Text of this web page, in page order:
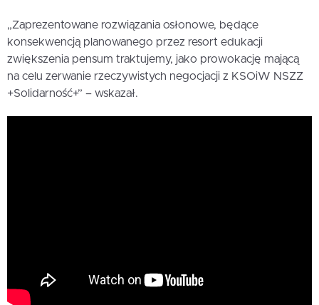
„Zaprezentowane rozwiązania osłonowe, będące
konsekwencją planowanego przez resort edukacji
zwiększenia pensum traktujemy, jako prowokację mającą
na celu zerwanie rzeczywistych negocjacji z KSOiW NSZZ
+Solidarność+” – wskazał.